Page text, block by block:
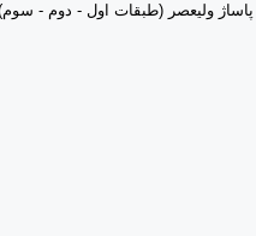
ولیعصر (طبقات اول - دوم -